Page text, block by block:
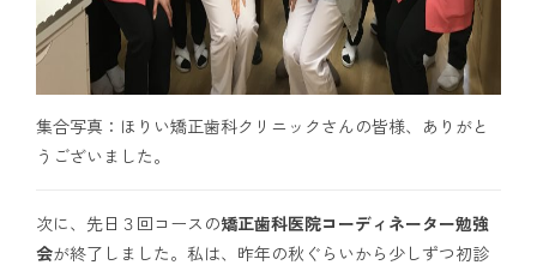
集合写真：ほりい矯正歯科クリニックさんの皆様、ありがと
うございました。
次に、先日３回コースの矯正歯科医院コーディネーター勉強
会が終了しました。私は、昨年の秋ぐらいから少しずつ初診